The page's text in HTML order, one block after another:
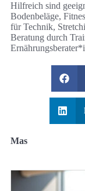
Hilfreich sind
Bodenbeläge,
für Technik,
Beratung durch
Mas